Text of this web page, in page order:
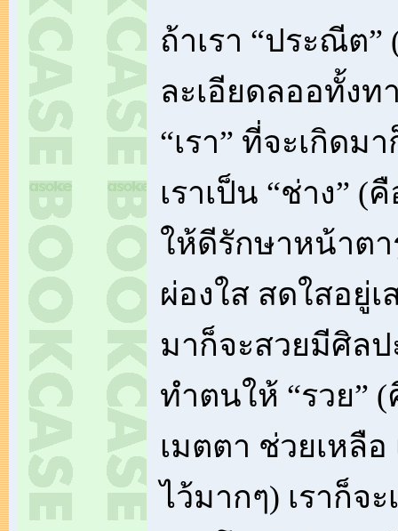
ถ้าเรา “ประณีต
ละเอียดลออทั้งท
“เรา” ที่จะเกิดม
เราเป็น “ช่าง”
ให้ดีรักษาหน้าตา
ผ่องใส สดใสอยู่เ
มาก็จะสวยมีศิลป
ทำตนให้ “รวย”
เมตตา ช่วยเหลือ
ไว้มากๆ) เราก็จ